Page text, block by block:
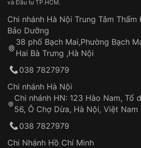
cho những ai mong muốn sở hữu
bền bỉ, chính xác, đa tính năng và
môi trường.
Cấu tạo:
Mặt đồng hồ: Được làm từ vật
cho phép ánh sáng mặt trời
trời.
Pin mặt trời: Chuyển hóa ánh
năng lượng điện.
và Đầu tư TP.HCM.
Chi nhánh Hà Nội Trung Tâm Thẩm
Bảo Dưỡng
38 phố Bạch Mai,Phường Bạch
Hai Bà Trưng ,Hà Nội
038 7827979
Chi nhánh Hà Nội
Chi nhánh HN: 123 Hào Nam, Tổ
56, Ô Chợ Dừa, Hà Nội, Việt Nam
038 7827979
Chi Nhánh Hồ Chí Minh